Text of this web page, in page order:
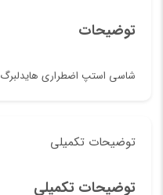
توضیحات
شاسی استپ اضطراری هایدلبرگ
توضیحات تکمیلی
توضیحات تکمیلی